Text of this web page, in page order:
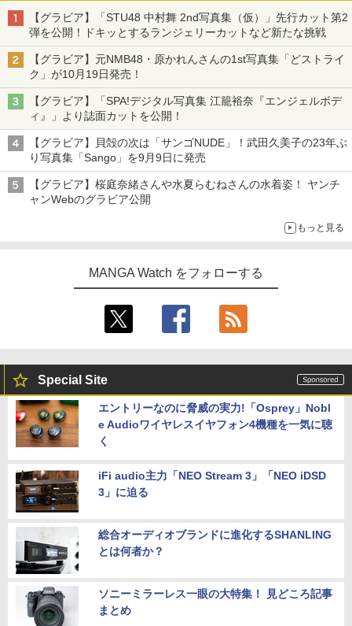
【グラビア】「STU48 中村舞 2nd写真集（仮）」先行カット第2
弾を公開！ドキッとするランジェリーカットなど新たな挑戦
【グラビア】元NMB48・原かれんさんの1st写真集「どストライ
ク」が10月19日発売！
【グラビア】「SPA!デジタル写真集 江籠裕奈『エンジェルボデ
ィ』」より誌面カットを公開！
【グラビア】貝殻の次は「サンゴNUDE」！武田久美子の23年ぶ
り写真集「Sango」を9月9日に発売
【グラビア】桜庭奈緒さんや水夏らむねさんの水着姿！ ヤンチ
ャンWebのグラビア公開
もっと見る
MANGA Watch をフォローする
Special Site
エントリーなのに脅威の実力!「Osprey」Nobl
e Audioワイヤレスイヤフォン4機種を一気に聴
く
iFi audio主力「NEO Stream 3」「NEO iDSD
3」に迫る
総合オーディオブランドに進化するSHANLING
とは何者か？
ソニーミラーレス一眼の大特集！ 見どころ記事
まとめ